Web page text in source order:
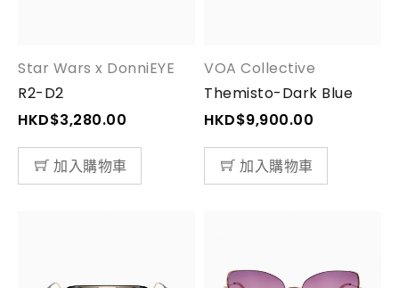
Star Wars x DonniEYE
R2-D2
HKD$3,280.00
加入購物車
VOA Collective
Themisto-Dark Blue
HKD$9,900.00
加入購物車